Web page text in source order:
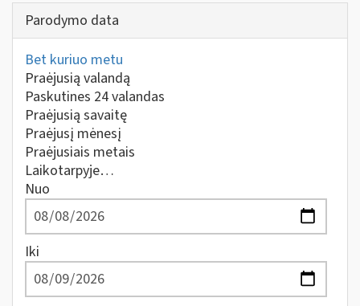
Parodymo data
Bet kuriuo metu
Praėjusią valandą
Paskutines 24 valandas
Praėjusią savaitę
Praėjusį mėnesį
Praėjusiais metais
Laikotarpyje…
Nuo
Iki